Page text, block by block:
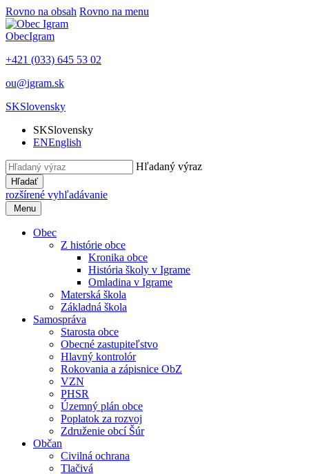
Rovno na obsah Rovno na menu
ObecIgram
+421 (033) 645 53 02
ou@igram.sk
SKSlovensky
SKSlovensky
ENEnglish
Hľadaný výraz
Hľadať
rozšírené vyhľadávanie
Menu
Obec
Z histórie obce
Kronika obce
História školy v Igrame
Omladina v Igrame
Materská škola
Základná škola
Samospráva
Starosta obce
Obecné zastupiteľstvo
Hlavný kontrolór
Rokovania a zápisnice ObZ
VZN
PHSR
Územný plán obce
Poplatok za rozvoj
Združenie obcí Šúr
Občan
Civilná ochrana
Tlačivá